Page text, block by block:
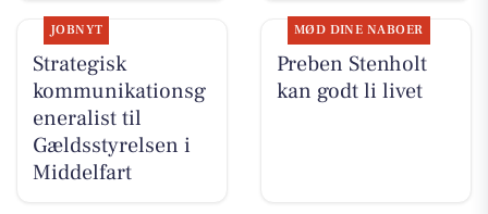
JOBNYT
Strategisk
kommunikationsg
eneralist til
Gældsstyrelsen i
Middelfart
MØD DINE NABOER
Preben Stenholt
kan godt li livet